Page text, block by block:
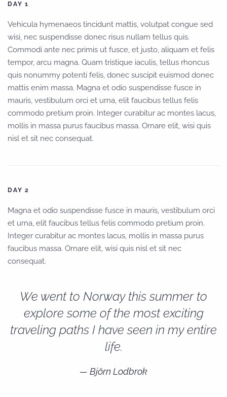
DAY 1
Vehicula hymenaeos tincidunt mattis, volutpat congue sed
wisi, nec suspendisse donec risus nullam tellus quis.
Commodi ante nec primis ut fusce, et justo, aliquam et felis
tempor, arcu magna. Quam tristique iaculis, tellus rhoncus
quis nonummy potenti felis, donec suscipit euismod donec
mattis enim massa. Magna et odio suspendisse fusce in
mauris, vestibulum orci et urna, elit faucibus tellus felis
commodo pretium proin. Integer curabitur ac montes lacus,
mollis in massa purus faucibus massa. Ornare elit, wisi quis
nisl et sit nec consequat.
DAY 2
Magna et odio suspendisse fusce in mauris, vestibulum orci
et urna, elit faucibus tellus felis commodo pretium proin.
Integer curabitur ac montes lacus, mollis in massa purus
faucibus massa. Ornare elit, wisi quis nisl et sit nec
consequat.
We went to Norway this summer to
explore some of the most exciting
traveling paths I have seen in my entire
life.
Björn Lodbrok